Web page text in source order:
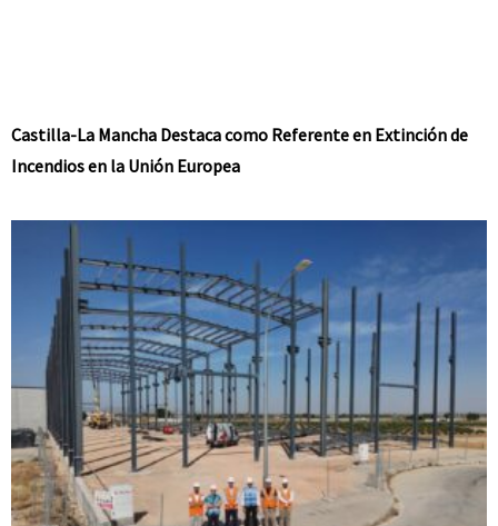
Castilla-La Mancha Destaca como Referente en Extinción de
Incendios en la Unión Europea